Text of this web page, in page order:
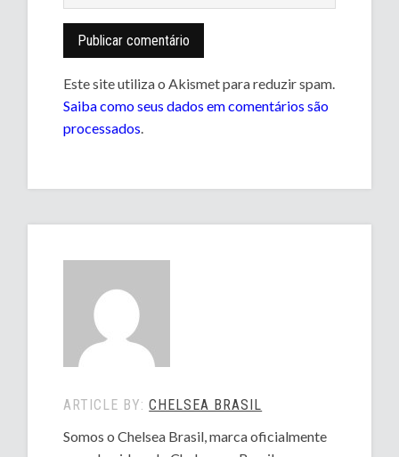
Este site utiliza o Akismet para reduzir spam.
Saiba como seus dados em comentários são
processados
ARTICLE BY:CHELSEA BRASIL
Somos o Chelsea Brasil, marca oficialmente